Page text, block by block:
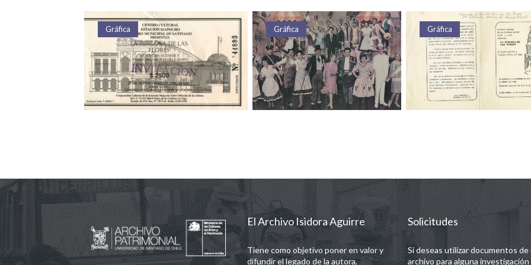
Gráfica Gráfica Texto Texto
El Archivo Isidora Aguirre
Tiene como objetivo poner en valor y
difundir el legado de la autora,
Solicitudes
Si deseas utilizar documentos
archivo para alguna investigación